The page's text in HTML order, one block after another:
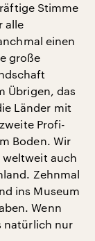
Stimme
alle
einen
große
Übrigen, das
Länder mit
Profi-
Boden. Wir
weltweit auch
Zehnmal
ins Museum
Wenn
natürlich nur